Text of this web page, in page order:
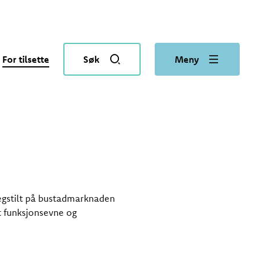
For tilsette Søk Meny
på bustadmarknaden
og